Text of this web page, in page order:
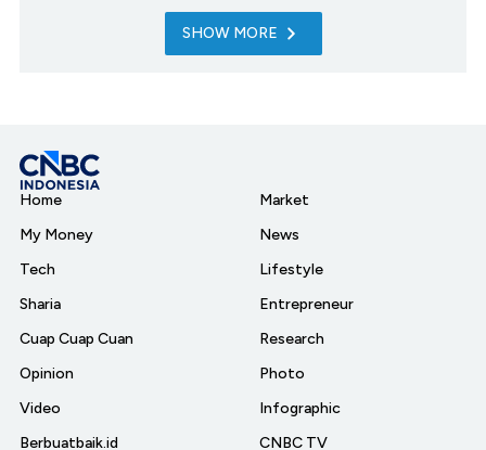
SHOW MORE
Home
My Money
Tech
Sharia
Cuap Cuap Cuan
Opinion
Video
Berbuatbaik.id
Market
News
Lifestyle
Entrepreneur
Research
Photo
Infographic
CNBC TV